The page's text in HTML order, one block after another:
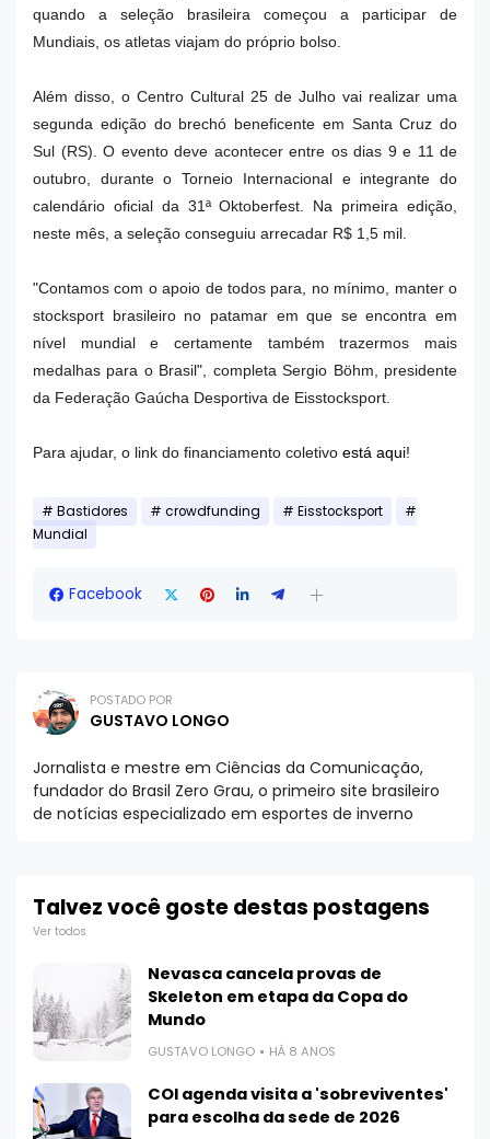
quando a seleção brasileira começou a participar de
Mundiais, os atletas viajam do próprio bolso.
Além disso, o Centro Cultural 25 de Julho vai realizar uma
segunda edição do brechó beneficente em Santa Cruz do
Sul (RS). O evento deve acontecer entre os dias 9 e 11 de
outubro, durante o Torneio Internacional e integrante do
calendário oficial da 31ª Oktoberfest. Na primeira edição,
neste mês, a seleção conseguiu arrecadar R$ 1,5 mil.
"Contamos com o apoio de todos para, no mínimo, manter o
stocksport brasileiro no patamar em que se encontra em
nível mundial e certamente também trazermos mais
medalhas para o Brasil", completa Sergio Böhm, presidente
da Federação Gaúcha Desportiva de Eisstocksport.
Para ajudar, o link do financiamento coletivo está aqui!
Bastidores crowdfunding
Eisstocksport
Mundial
Facebook
POSTADO POR
GUSTAVO LONGO
Jornalista e mestre em Ciências da Comunicação,
fundador do Brasil Zero Grau, o primeiro site brasileiro
de notícias especializado em esportes de inverno
Talvez você goste destas postagens
Ver todos
Nevasca cancela provas de
Skeleton em etapa da Copa do
Mundo
GUSTAVO LONGO HÁ 8 ANOS
COI agenda visita a 'sobreviventes'
para escolha da sede de 2026